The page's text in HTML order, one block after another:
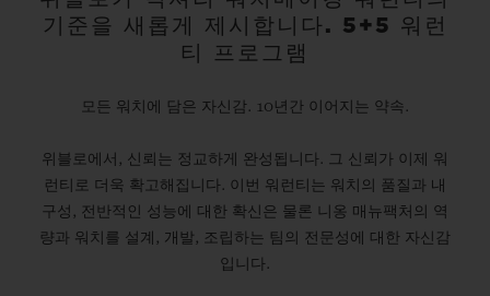
기준을 새롭게 제시합니다. 5+5 워런
티 프로그램
모든 워치에 담은 자신감. 10년간 이어지는 약속.
위블로에서, 신뢰는 정교하게 완성됩니다. 그 신뢰가 이제 워
런티로 더욱 확고해집니다. 이번 워런티는 워치의 품질과 내
구성, 전반적인 성능에 대한 확신은 물론 니옹 매뉴팩처의 역
량과 워치를 설계, 개발, 조립하는 팀의 전문성에 대한 자신감
입니다.